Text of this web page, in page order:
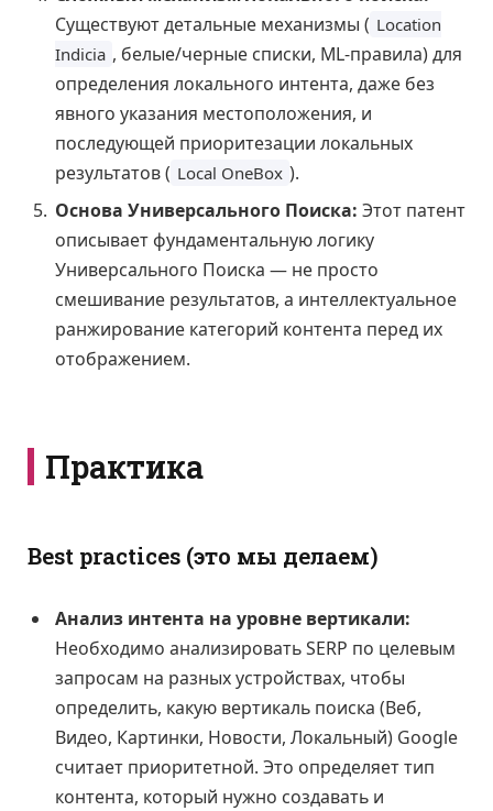
Существуют детальные механизмы ( Location
Indicia , белые/черные списки, ML-правила) для
определения локального интента, даже без
явного указания местоположения, и
последующей приоритезации локальных
результатов ( Local OneBox ).
Основа Универсального Поиска: Этот патент
описывает фундаментальную логику
Универсального Поиска — не просто
смешивание результатов, а интеллектуальное
ранжирование категорий контента перед их
отображением.
Практика
Best practices (это мы делаем)
Анализ интента на уровне вертикали:
Необходимо анализировать SERP по целевым
запросам на разных устройствах, чтобы
определить, какую вертикаль поиска (Веб,
Видео, Картинки, Новости, Локальный) Google
считает приоритетной. Это определяет тип
контента, который нужно создавать и